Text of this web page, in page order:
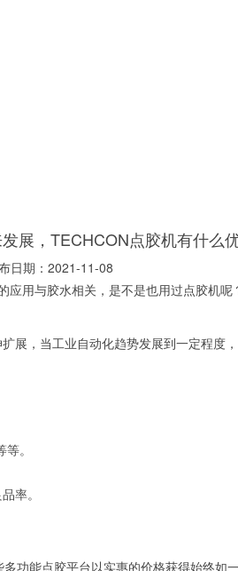
展，TECHCON点胶机有什么
日期：2021-11-08
用与胶水相关，是不是也用过点胶机呢
展，当工业自动化趋势发展到一定程度，
。
率。
功能点胶平台以实惠的价格获得始终如